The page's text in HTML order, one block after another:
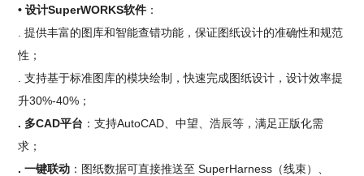
• 设计SuperWORKS软件 ：
. 提供丰富的图库和智能查错功能，保证图纸设计的准确性和规范
性；
. 支持基于标准图库的模块绘制，快速完成图纸设计，设计效率提
升30%-40%；
. 多CAD平台 ：支持AutoCAD、中望、浩辰等，满足正版化需
求；
. 一键联动 ：图纸数据可直接推送至 SuperHarness（线束）、